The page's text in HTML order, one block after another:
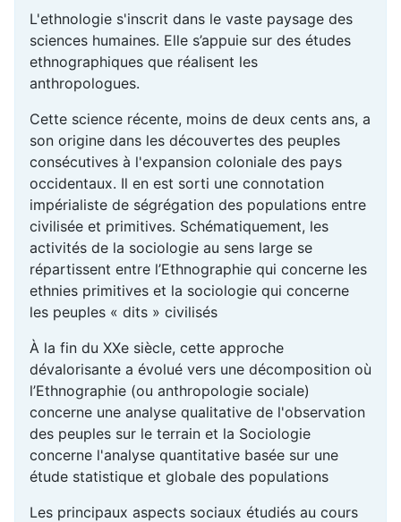
L'ethnologie s'inscrit dans le vaste paysage des
sciences humaines. Elle s’appuie sur des études
ethnographiques que réalisent les
anthropologues.
Cette science récente, moins de deux cents ans, a
son origine dans les découvertes des peuples
consécutives à l'expansion coloniale des pays
occidentaux. Il en est sorti une connotation
impérialiste de ségrégation des populations entre
civilisée et primitives. Schématiquement, les
activités de la sociologie au sens large se
répartissent entre l’Ethnographie qui concerne les
ethnies primitives et la sociologie qui concerne
les peuples « dits » civilisés
À la fin du XXe siècle, cette approche
dévalorisante a évolué vers une décomposition où
l’Ethnographie (ou anthropologie sociale)
concerne une analyse qualitative de l'observation
des peuples sur le terrain et la Sociologie
concerne l'analyse quantitative basée sur une
étude statistique et globale des populations
Les principaux aspects sociaux étudiés au cours